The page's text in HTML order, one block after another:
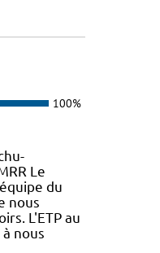
100%
Le
du
nous
L'ETP au
nous